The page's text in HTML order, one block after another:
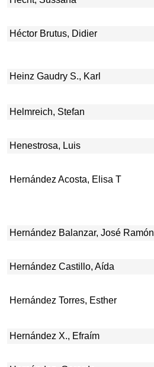
Héctor Brutus, Didier
Heinz Gaudry S., Karl
Helmreich, Stefan
Henestrosa, Luis
Hernández Acosta, Elisa T
Hernández Balanzar, José Ramón
Hernández Castillo, Aída
Hernández Torres, Esther
Hernández X., Efraím